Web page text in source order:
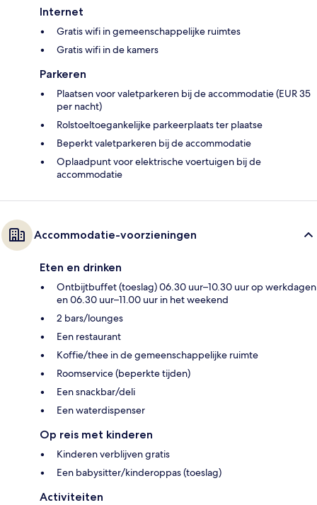
Internet
Gratis wifi in gemeenschappelijke ruimtes
Gratis wifi in de kamers
Parkeren
Plaatsen voor valetparkeren bij de accommodatie (EUR 35
per nacht)
Rolstoeltoegankelijke parkeerplaats ter plaatse
Beperkt valetparkeren bij de accommodatie
Oplaadpunt voor elektrische voertuigen bij de
accommodatie
Accommodatie-voorzieningen
Eten en drinken
Ontbijtbuffet (toeslag) 06.30 uur–10.30 uur op werkdagen
en 06.30 uur–11.00 uur in het weekend
2 bars/lounges
Een restaurant
Koffie/thee in de gemeenschappelijke ruimte
Roomservice (beperkte tijden)
Een snackbar/deli
Een waterdispenser
Op reis met kinderen
Kinderen verblijven gratis
Een babysitter/kinderoppas (toeslag)
Activiteiten